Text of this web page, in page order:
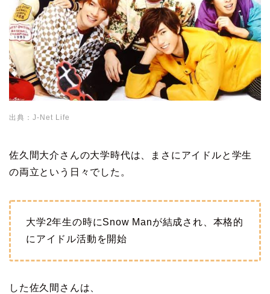
出典：J-Net Life
佐久間大介さんの大学時代は、まさにアイドルと学生
の両立という日々でした。
大学2年生の時にSnow Manが結成され、本格的
にアイドル活動を開始
した佐久間さんは、